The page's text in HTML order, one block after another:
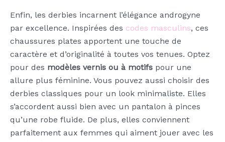
Enfin, les derbies incarnent l’élégance androgyne
par excellence. Inspirées des codes masculins, ces
chaussures plates apportent une touche de
caractère et d’originalité à toutes vos tenues. Optez
pour des modèles vernis ou à motifs pour une
allure plus féminine. Vous pouvez aussi choisir des
derbies classiques pour un look minimaliste. Elles
s’accordent aussi bien avec un pantalon à pinces
qu’une robe fluide. De plus, elles conviennent
parfaitement aux femmes qui aiment jouer avec les